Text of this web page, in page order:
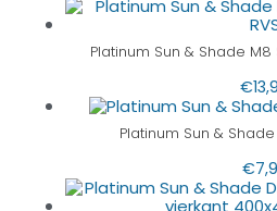
Platinum Sun & Shade
€
Platinum Sun &
€